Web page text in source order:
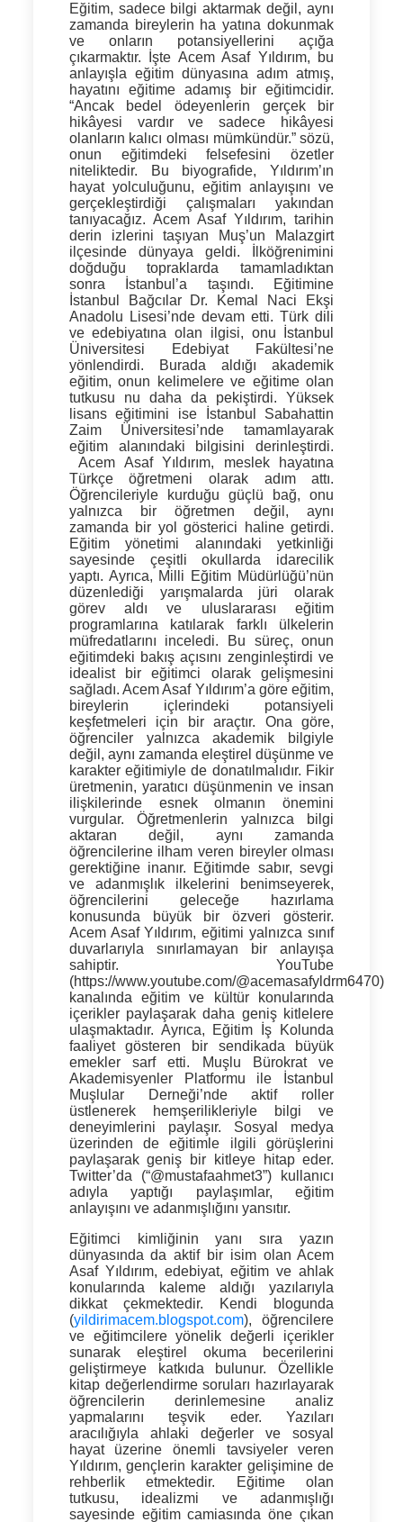
Eğitim, sadece bilgi aktarmak değil, aynı
zamanda bireylerin ha yatına dokunmak
ve onların potansiyellerini açığa
çıkarmaktır. İşte Acem Asaf Yıldırım, bu
anlayışla eğitim dünyasına adım atmış,
hayatını eğitime adamış bir eğitimcidir.
“Ancak bedel ödeyenlerin gerçek bir
hikâyesi vardır ve sadece hikâyesi
olanların kalıcı olması mümkündür.” sözü,
onun eğitimdeki felsefesini özetler
niteliktedir. Bu biyografide, Yıldırım’ın
hayat yolculuğunu, eğitim anlayışını ve
gerçekleştirdiği çalışmaları yakından
tanıyacağız. Acem Asaf Yıldırım, tarihin
derin izlerini taşıyan Muş’un Malazgirt
ilçesinde dünyaya geldi. İlköğrenimini
doğduğu topraklarda tamamladıktan
sonra İstanbul’a taşındı. Eğitimine
İstanbul Bağcılar Dr. Kemal Naci Ekşi
Anadolu Lisesi’nde devam etti. Türk dili
ve edebiyatına olan ilgisi, onu İstanbul
Üniversitesi Edebiyat Fakültesi’ne
yönlendirdi. Burada aldığı akademik
eğitim, onun kelimelere ve eğitime olan
tutkusu nu daha da pekiştirdi. Yüksek
lisans eğitimini ise İstanbul Sabahattin
Zaim Üniversitesi’nde tamamlayarak
eğitim alanındaki bilgisini derinleştirdi.
Acem Asaf Yıldırım, meslek hayatına
Türkçe öğretmeni olarak adım attı.
Öğrencileriyle kurduğu güçlü bağ, onu
yalnızca bir öğretmen değil, aynı
zamanda bir yol gösterici haline getirdi.
Eğitim yönetimi alanındaki yetkinliği
sayesinde çeşitli okullarda idarecilik
yaptı. Ayrıca, Milli Eğitim Müdürlüğü’nün
düzenlediği yarışmalarda jüri olarak
görev aldı ve uluslararası eğitim
programlarına katılarak farklı ülkelerin
müfredatlarını inceledi. Bu süreç, onun
eğitimdeki bakış açısını zenginleştirdi ve
idealist bir eğitimci olarak gelişmesini
sağladı. Acem Asaf Yıldırım’a göre eğitim,
bireylerin içlerindeki potansiyeli
keşfetmeleri için bir araçtır. Ona göre,
öğrenciler yalnızca akademik bilgiyle
değil, aynı zamanda eleştirel düşünme ve
karakter eğitimiyle de donatılmalıdır. Fikir
üretmenin, yaratıcı düşünmenin ve insan
ilişkilerinde esnek olmanın önemini
vurgular. Öğretmenlerin yalnızca bilgi
aktaran değil, aynı zamanda
öğrencilerine ilham veren bireyler olması
gerektiğine inanır. Eğitimde sabır, sevgi
ve adanmışlık ilkelerini benimseyerek,
öğrencilerini geleceğe hazırlama
konusunda büyük bir özveri gösterir.
Acem Asaf Yıldırım, eğitimi yalnızca sınıf
duvarlarıyla sınırlamayan bir anlayışa
sahiptir. YouTube
(https://www.youtube.com/@acemasafyldrm6470)
kanalında eğitim ve kültür konularında
içerikler paylaşarak daha geniş kitlelere
ulaşmaktadır. Ayrıca, Eğitim İş Kolunda
faaliyet gösteren bir sendikada büyük
emekler sarf etti. Muşlu Bürokrat ve
Akademisyenler Platformu ile İstanbul
Muşlular Derneği’nde aktif roller
üstlenerek hemşerilikleriyle bilgi ve
deneyimlerini paylaşır. Sosyal medya
üzerinden de eğitimle ilgili görüşlerini
paylaşarak geniş bir kitleye hitap eder.
Twitter’da (“@mustafaahmet3”) kullanıcı
adıyla yaptığı paylaşımlar, eğitim
anlayışını ve adanmışlığını yansıtır.
Eğitimci kimliğinin yanı sıra yazın
dünyasında da aktif bir isim olan Acem
Asaf Yıldırım, edebiyat, eğitim ve ahlak
konularında kaleme aldığı yazılarıyla
dikkat çekmektedir. Kendi blogunda
(yildirimacem.blogspot.com), öğrencilere
ve eğitimcilere yönelik değerli içerikler
sunarak eleştirel okuma becerilerini
geliştirmeye katkıda bulunur. Özellikle
kitap değerlendirme soruları hazırlayarak
öğrencilerin derinlemesine analiz
yapmalarını teşvik eder. Yazıları
aracılığıyla ahlaki değerler ve sosyal
hayat üzerine önemli tavsiyeler veren
Yıldırım, gençlerin karakter gelişimine de
rehberlik etmektedir. Eğitime olan
tutkusu, idealizmi ve adanmışlığı
sayesinde eğitim camiasında öne çıkan